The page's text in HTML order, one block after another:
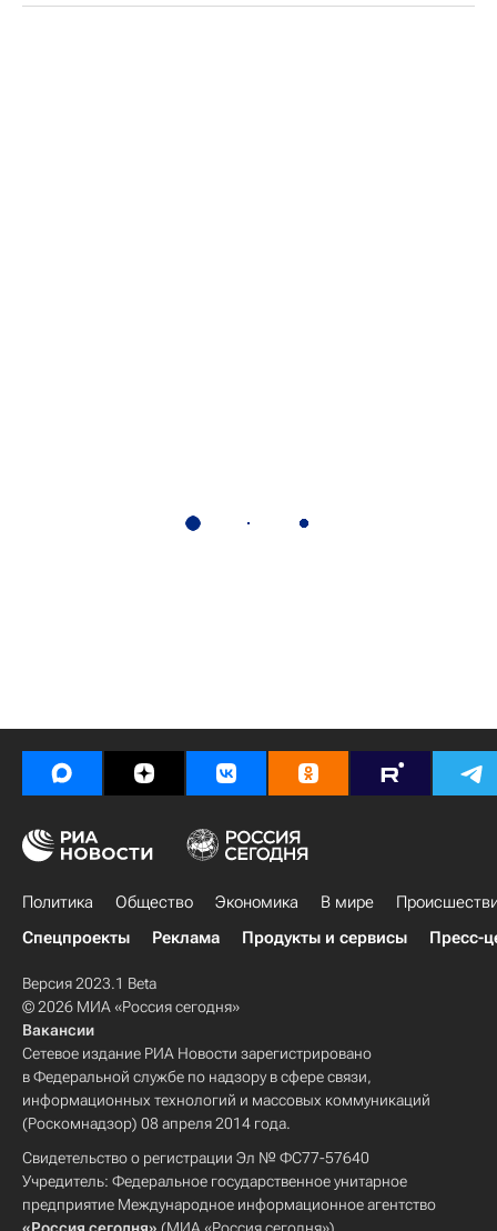
Политика Общество Экономика В мире
Спецпроекты
Реклама Продукты и сервисы Пресс-
Версия 2023.1 Beta
© 2026 МИА «Россия сегодня»
Вакансии
Сетевое издание РИА Новости зарегистрировано
в Федеральной службе по надзору в сфере связи,
информационных технологий и массовых коммуникаций
(Роскомнадзор) 08 апреля 2014 года.
Свидетельство о регистрации Эл № ФС77-57640
Учредитель: Федеральное государственное унитарное
предприятие Международное информационное агентство